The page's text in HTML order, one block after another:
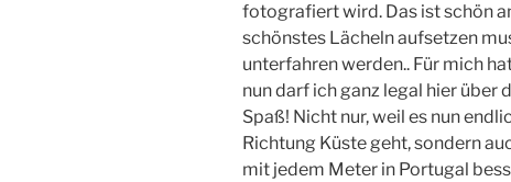
fotografiert wird. Das ist schön
schönstes Lächeln aufsetzen
unterfahren werden.. Für mich
nun darf ich ganz legal hier über
Spaß! Nicht nur, weil es nun
Richtung Küste geht, sondern
mit jedem Meter in Portugal